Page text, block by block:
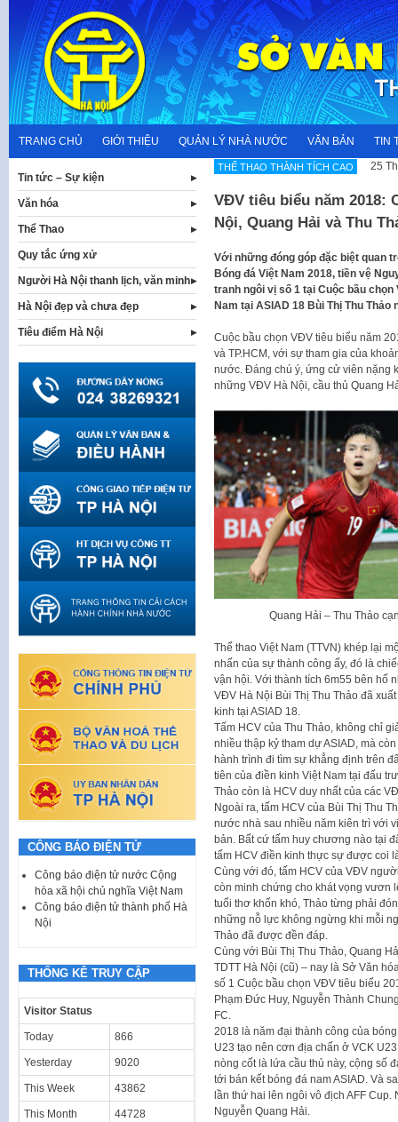
content
TRANG CHỦ GIỚI THIỆU QUẢN LÝ NHÀ NƯỚC VĂN BẢN TIN
THẾ THAO THÀNH TÍCH CAO 25
VĐV tiêu biểu năm 2018:
Nội, Quang Hải và Thu
Với những đóng góp đặc biệt quan
Bóng đá Việt Nam 2018, tiền vệ
tranh ngôi vị số 1 tại Cuộc bầu
Nam tại ASIAD 18 Bùi Thị Thu
Cuộc bầu chọn VĐV tiêu biểu năm
và TP.HCM, với sự tham gia của
nước. Đáng chú ý, ứng cử viên nặng
những VĐV Hà Nội, cầu thủ Quang
Quang Hải – Thu Thảo
Thể thao Việt Nam (TTVN) khép lại
nhấn của sự thành công ấy, đó là
vận hội. Với thành tích 6m55 bên hố
VĐV Hà Nội Bùi Thị Thu Thảo đã
kinh tại ASIAD 18.
Tấm HCV của Thu Thảo, không chỉ
nhiều thập kỷ tham dự ASIAD, mà
hành trình đi tìm sự khẳng định trên
tiên của điền kinh Việt Nam tại đấu
Thảo còn là HCV duy nhất của các
Ngoài ra, tấm HCV của Bùi Thị Thu
nước nhà sau nhiều năm kiên trì với
bản. Bất cứ tấm huy chương nào tại
tấm HCV điền kinh thực sự được coi
Cùng với đó, tấm HCV của VĐV
còn minh chứng cho khát vọng vươn
tuổi thơ khốn khó, Thảo từng phải
những nỗ lực không ngừng khi mỗi
Thảo đã được đền đáp.
Cùng với Bùi Thị Thu Thảo, Quang
TDTT Hà Nội (cũ) – nay là Sở Văn
số 1 Cuộc bầu chọn VĐV tiêu biểu
Phạm Đức Huy, Nguyễn Thành
FC.
2018 là năm đại thành công của
U23 tạo nên cơn địa chấn ở VCK
nòng cốt là lứa cầu thủ này, cộng số
tới bán kết bóng đá nam ASIAD. Và
lần thứ hai lên ngôi vô địch AFF
Nguyễn Quang Hải.
Tin tức – Sự kiện
Văn hóa
Thể Thao
Quy tắc ứng xử
Người Hà Nội thanh lịch, văn minh
Hà Nội đẹp và chưa đẹp
Tiêu điểm Hà Nội
CÔNG BÁO ĐIỆN TỬ
Công báo điện tử nước Cộng
hòa xã hội chủ nghĩa Việt Nam
Công báo điện tử thành phố Hà
Nội
THỐNG KÊ TRUY CẬP
Visitor Status
Today 866
Yesterday 9020
This Week 43862
This Month 44728